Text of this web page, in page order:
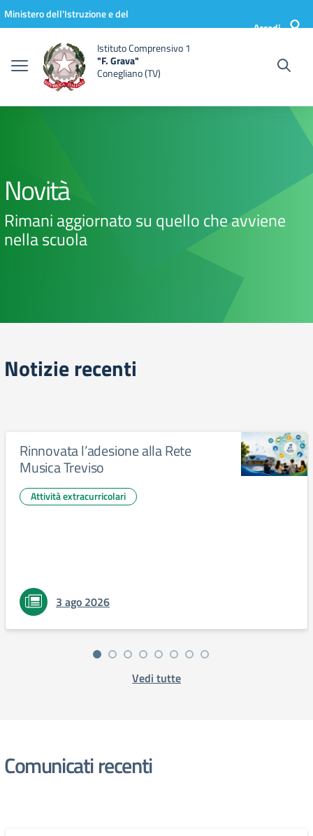
Vai ai contenuti
Vai al menu di navigazione
Vai al footer
Ministero dell'Istruzione e del
Accedi
Istituto Comprensivo 1
"F. Grava"
Conegliano (TV)
Novità
Rimani aggiornato su quello che avviene
nella scuola
Notizie recenti
Rinnovata l’adesione alla Rete
Musica Treviso
Attività extracurricolari
3 ago 2026
Vedi tutte
Comunicati recenti